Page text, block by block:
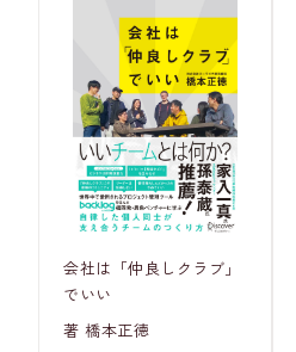
会社は「仲良しクラブ」
でいい
著 橋本正徳